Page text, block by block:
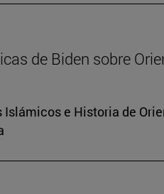
de Biden sobre
e Historia de